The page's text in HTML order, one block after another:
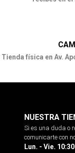
Tienda física en Av.
NUESTRA
Si es una duda o
comunicarte con
Lun. - Vie.